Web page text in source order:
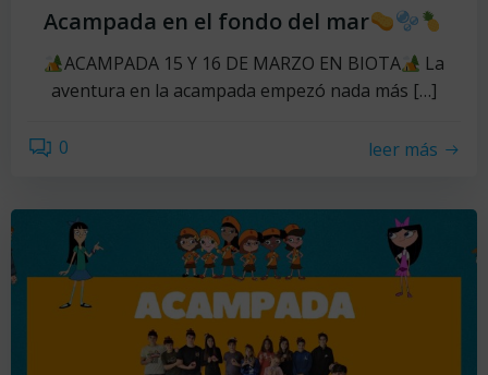
Acampada en el fondo del mar
ACAMPADA 15 Y 16 DE MARZO EN BIOTA
La
aventura en la acampada empezó nada más […]
0 leer más